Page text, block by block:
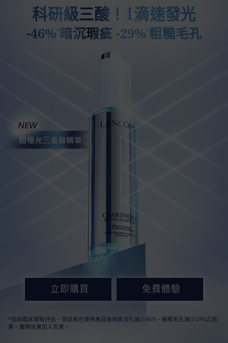
科研級三酸！ 1滴速發光
-46%* 暗沉瑕疵 -29%*粗糙毛孔
立即購買 免費體驗
*指經臨床實驗評估，受試者在使用產品後瑕疵淡化減少46%、粗糙毛孔減少29%之結
果。實際效果因人而異。